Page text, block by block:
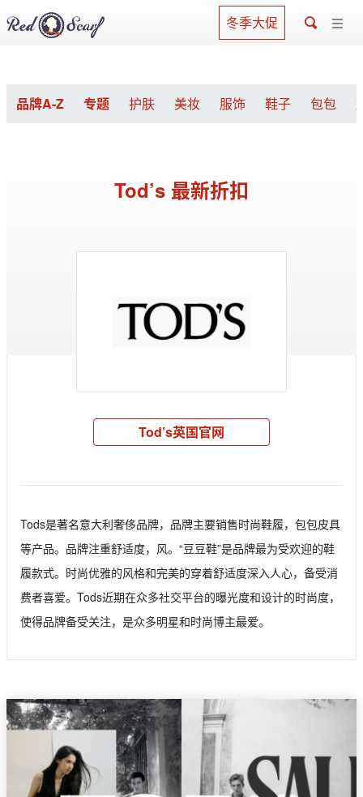
冬季大促
品牌A-Z 专题 护肤 美妆 服饰 鞋子 包包
Tod’s 最新折扣
Tod’s英国官网
Tods是著名意大利奢侈品牌，品牌主要销售时尚鞋履，包包皮具
等产品。品牌注重舒适度，风。“豆豆鞋”是品牌最为受欢迎的鞋
履款式。时尚优雅的风格和完美的穿着舒适度深入人心，备受消
费者喜爱。Tods近期在众多社交平台的曝光度和设计的时尚度，
使得品牌备受关注，是众多明星和时尚博主最爱。